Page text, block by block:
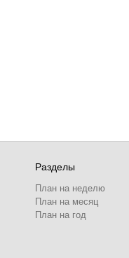
Разделы
План на неделю
План на месяц
План на год